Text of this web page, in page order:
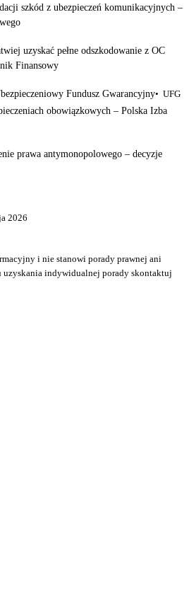
szkód z ubezpieczeń komunikacyjnych –
uzyskać pełne odszkodowanie z OC
Finansowy
Fundusz Gwarancyjny
UFG
obowiązkowych – Polska Izba
prawa antymonopolowego – decyzje
2026
i nie stanowi porady prawnej ani
uzyskania indywidualnej porady skontaktuj